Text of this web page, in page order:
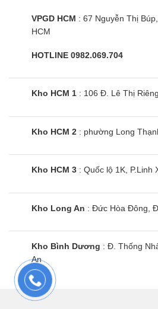
Màng lọc Nano Platinum
Điều hòa MS/MU-JS25VF
chiều cũng được mở rộng
cường phạm vi lọc khí.
gom bụi tốt hơn so với
Màng lọc Enzyme
Giúp lọc bụi, phấn hoa và
khác và sau đó sử dụng
để phân hủy chúng.
Điều khiển điều hoà
VPGD HCM : 67 Nguyễn Thị
HCM
HOTLINE 0982.069.704
Kho HCM 1 : 106 Đ. Lê Thị
Kho HCM 2 : phường Long
Kho HCM 3 : Quốc lộ 1K, P.Linh
Kho Long An : Đức Hòa Đông,
Kho Bình Dương : Đ. Thống
An